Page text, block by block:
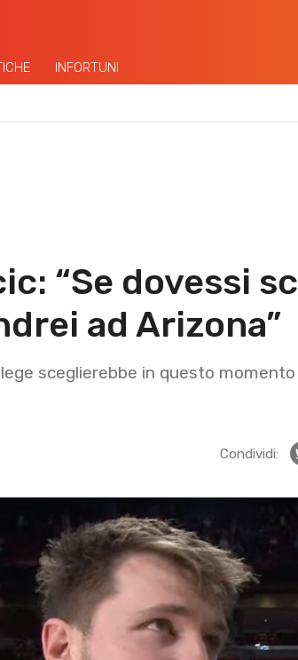
INFORTUNI
“Se dovessi
ad Arizona”
sceglierebbe in questo
Condividi: